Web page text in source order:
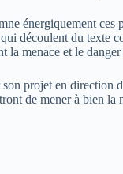
énergiquement ces
découlent du texte
la menace et le
projet en direction
de mener à bien la